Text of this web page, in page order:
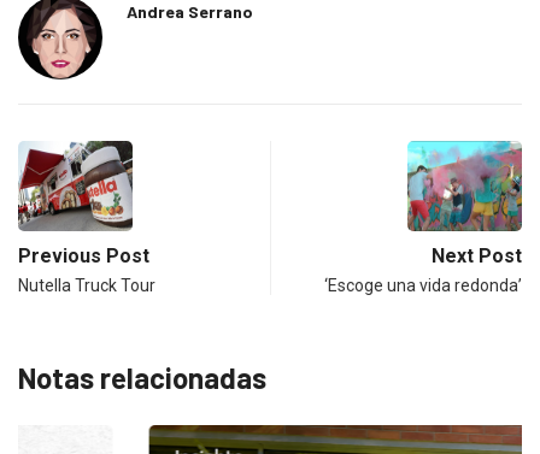
Andrea Serrano
Previous Post
Nutella Truck Tour
Next Post
‘Escoge una vida redonda’
Notas relacionadas